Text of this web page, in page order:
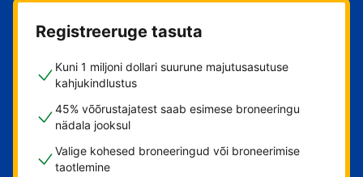
Registreeruge tasuta
Kuni 1 miljoni dollari suurune majutusasutuse
kahjukindlustus
45% võõrustajatest saab esimese broneeringu
nädala jooksul
Valige kohesed broneeringud või broneerimise
taotlemine